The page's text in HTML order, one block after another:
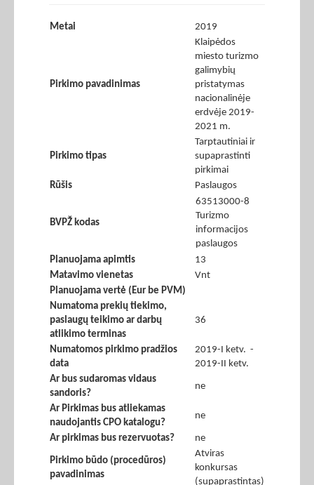
Metai 2019
Pirkimo pavadinimas
Klaipėdos
miesto turizmo
galimybių
pristatymas
nacionalinėje
erdvėje 2019-
2021 m.
Pirkimo tipas
Tarptautiniai ir
supaprastinti
pirkimai
Rūšis
Paslaugos
BVPŽ kodas
63513000-8
Turizmo
informacijos
paslaugos
Planuojama apimtis
13
Matavimo vienetas
Vnt
Planuojama vertė (Eur be PVM)
Numatoma prekių tiekimo,
paslaugų teikimo ar darbų
atlikimo terminas
36
Numatomos pirkimo pradžios
data
2019-I ketv. -
2019-II ketv.
Ar bus sudaromas vidaus
sandoris?
ne
Ar Pirkimas bus atliekamas
naudojantis CPO katalogu?
ne
Ar pirkimas bus rezervuotas? ne
Pirkimo būdo (procedūros)
pavadinimas
Atviras
konkursas
(supaprastintas)